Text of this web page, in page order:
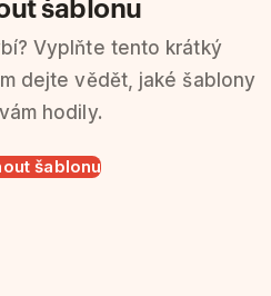
Vyplňte tento krátký
dejte vědět, jaké šablony
hodily.
šablonu